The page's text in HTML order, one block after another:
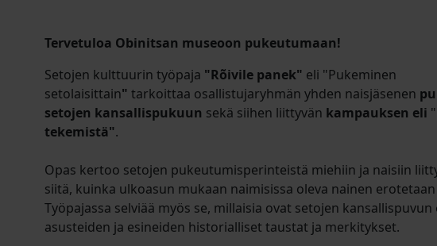
Tervetuloa Obinitsan museoon pukeutumaan!
Setojen kulttuurin työpaja "Rõivile panek" eli "Pukeminen
setolaisittain" tarkoittaa osallistujaryhmän yhden naisjäsenen
setojen kansallispukuun sekä siihen liittyvän kampauksen eli "
tekemistä".
Opas kertoo setojen pukeutumisperinteistä miehiin ja naisiin
siitä, kuinka ulkoasun mukaan naimisissa oleva nainen
Työpajassa selviää myös se, millaisia ovat setojen kansallispuvun
asusteiden ja esineiden historialliset taustat ja merkitykset.